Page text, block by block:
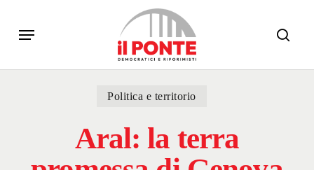
main
Menu
Politica e territorio
Aral: la terra